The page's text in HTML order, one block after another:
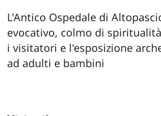
L'Antico Ospedale di
evocativo, colmo di
i visitatori e l'esposizione
ad adulti e bambini